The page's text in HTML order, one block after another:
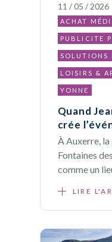
11 / 05 / 2026
ACHAT
PUBLICITE
SOLUTIONS
LOISIRS &
YONNE
Quand
crée
À Auxerre,
Fontaines
comme un
LIRE